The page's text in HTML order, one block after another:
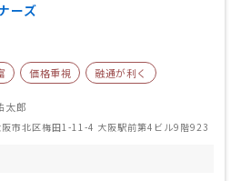
ーズ
価格重視 融通が利く
郎
阪市北区梅田1-11-4 大阪駅前第4ビル9階923